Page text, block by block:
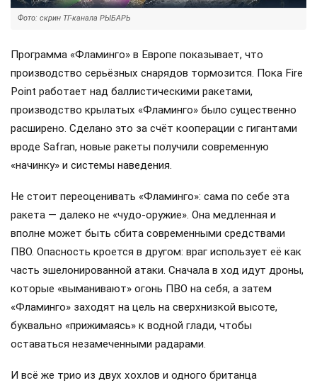
Фото: скрин ТГ-канала РЫБАРЬ
Программа «Фламинго» в Европе показывает, что
производство серьёзных снарядов тормозится. Пока Fire
Point работает над баллистическими ракетами,
производство крылатых «Фламинго» было существенно
расширено. Сделано это за счёт кооперации с гигантами
вроде Safran, новые ракеты получили современную
«начинку» и системы наведения.
Не стоит переоценивать «Фламинго»: сама по себе эта
ракета — далеко не «чудо-оружие». Она медленная и
вполне может быть сбита современными средствами
ПВО. Опасность кроется в другом: враг использует её как
часть эшелонированной атаки. Сначала в ход идут дроны,
которые «выманивают» огонь ПВО на себя, а затем
«Фламинго» заходят на цель на сверхнизкой высоте,
буквально «прижимаясь» к водной глади, чтобы
оставаться незамеченными радарами.
И всё же трио из двух хохлов и одного британца